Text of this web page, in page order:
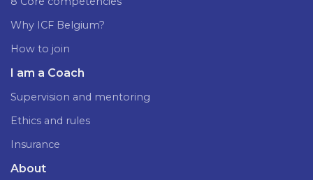
Why ICF Belgium?
How to join
I am a Coach
Supervision and mentoring
Ethics and rules
Insurance
About